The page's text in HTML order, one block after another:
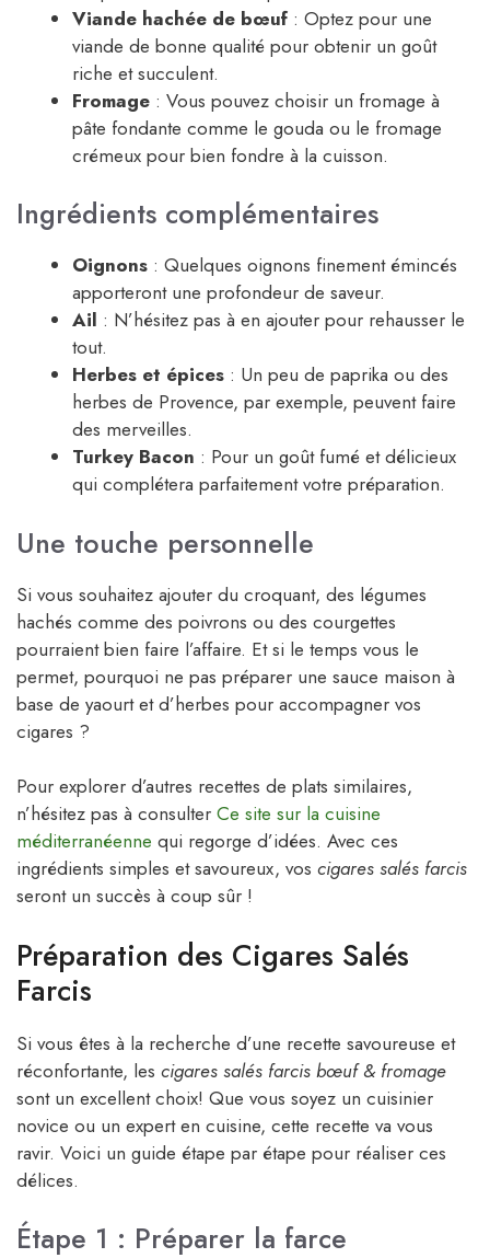
Viande hachée de bœuf : Optez pour une
viande de bonne qualité pour obtenir un goût
riche et succulent.
Fromage : Vous pouvez choisir un fromage à
pâte fondante comme le gouda ou le fromage
crémeux pour bien fondre à la cuisson.
Ingrédients complémentaires
Oignons : Quelques oignons finement émincés
apporteront une profondeur de saveur.
Ail : N’hésitez pas à en ajouter pour rehausser le
tout.
Herbes et épices : Un peu de paprika ou des
herbes de Provence, par exemple, peuvent faire
des merveilles.
Turkey Bacon : Pour un goût fumé et délicieux
qui complétera parfaitement votre préparation.
Une touche personnelle
Si vous souhaitez ajouter du croquant, des légumes
hachés comme des poivrons ou des courgettes
pourraient bien faire l’affaire. Et si le temps vous le
permet, pourquoi ne pas préparer une sauce maison à
base de yaourt et d’herbes pour accompagner vos
cigares ?
Pour explorer d’autres recettes de plats similaires,
n’hésitez pas à consulter Ce site sur la cuisine
méditerranéenne qui regorge d’idées. Avec ces
ingrédients simples et savoureux, vos cigares salés farcis
seront un succès à coup sûr !
Préparation des Cigares Salés
Farcis
Si vous êtes à la recherche d’une recette savoureuse et
réconfortante, les cigares salés farcis bœuf & fromage
sont un excellent choix! Que vous soyez un cuisinier
novice ou un expert en cuisine, cette recette va vous
ravir. Voici un guide étape par étape pour réaliser ces
délices.
Étape 1 : Préparer la farce